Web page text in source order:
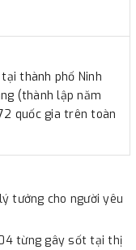
thành phố Ninh
(thành lập năm
quốc gia trên toàn
tưởng cho người yêu
từng gây sốt tại thị